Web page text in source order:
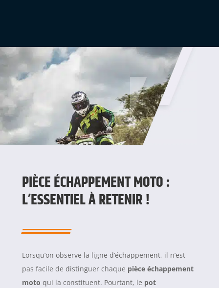
PIÈCE ÉCHAPPEMENT MOTO :
L’ESSENTIEL À RETENIR !
Lorsqu’on observe la ligne d’échappement, il n’est
pas facile de distinguer chaque pièce échappement
moto qui la constituent. Pourtant, le pot